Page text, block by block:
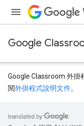
Google
Google Classroom 外掛
閱外掛程式說明文件。